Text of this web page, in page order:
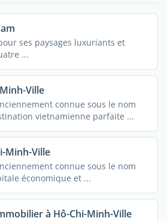
ses paysages luxuriants et
...
Ville
connue sous le nom
vietnamienne parfaite ...
Minh-Ville
connue sous le nom
économique et ...
à Hô-Chi-Minh-Ville